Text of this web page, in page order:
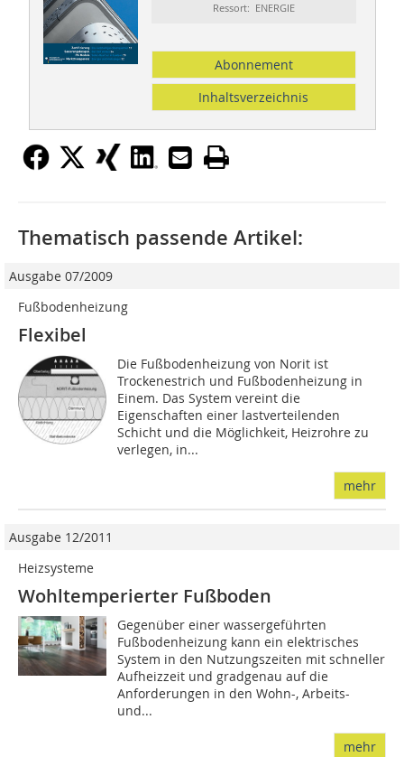
Ressort: ENERGIE
Abonnement
Inhaltsverzeichnis
Thematisch passende Artikel:
Ausgabe 07/2009
Fußbodenheizung
Flexibel
Die Fußbodenheizung von Norit ist
Trockenestrich und Fußbodenheizung in
Einem. Das Sys­tem vereint die
Eigenschaften einer lastverteilenden
Schicht und die Möglichkeit, Heizrohre zu
verlegen, in...
mehr
Ausgabe 12/2011
Heizsysteme
Wohltemperierter Fußboden
Gegenüber einer wassergeführten
Fußbodenheizung kann ein elektrisches
System in den Nutzungszeiten mit schneller
Aufheizzeit und gradgenau auf die
Anforderungen in den Wohn-, Arbeits-
und...
mehr